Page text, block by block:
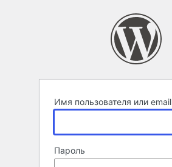
Имя пользователя или email
Пароль